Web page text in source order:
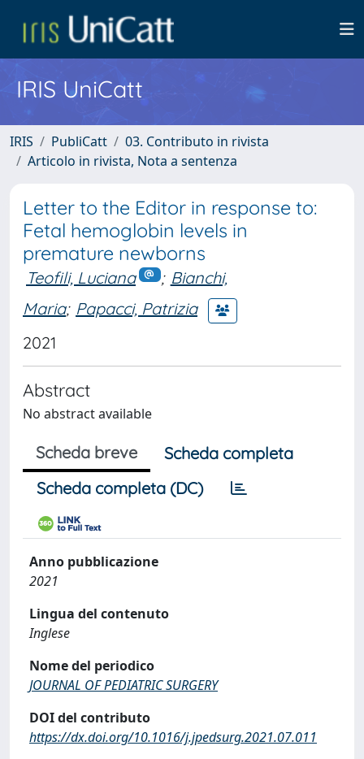
IRIS UniCatt
IRIS PubliCatt
03. Contributo in rivista
Articolo in rivista, Nota a sentenza
Letter to the Editor in response to:
Fetal hemoglobin levels in
premature newborns
Teofili, Luciana ; Bianchi,
Maria; Papacci, Patrizia
2021
Abstract
No abstract available
Scheda breve
Scheda completa
Scheda completa (DC)
Anno pubblicazione
2021
Lingua del contenuto
Inglese
Nome del periodico
JOURNAL OF PEDIATRIC SURGERY
DOI del contributo
https://dx.doi.org/10.1016/j.jpedsurg.2021.07.011